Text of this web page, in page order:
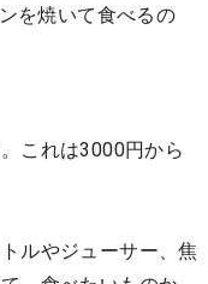
を焼いて食べるの
これは3000円から
ルやジューサー、焦